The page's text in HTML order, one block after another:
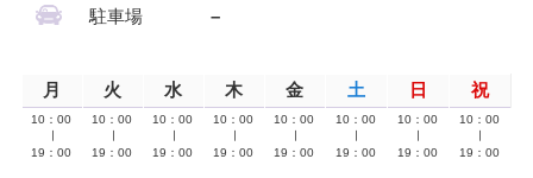
駐車場 –
月 火 水 木 金 土 日 祝
10：00
19：00
10：00
19：00
10：00
19：00
10：00
19：00
10：00
19：00
10：00
19：00
10：00
19：00
10：00
19：00